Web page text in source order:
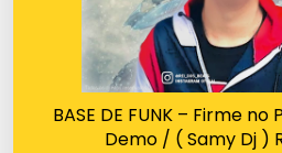
BASE DE FUNK – Firme
Demo / ( Samy Dj )